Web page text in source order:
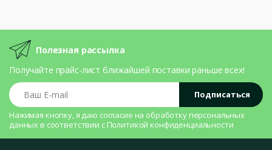
Полезная рассылка
Получайте прайс-лист ближайшей поставки раньше всех!
Ваш E-mail
Подписаться
Нажимая кнопку, я даю согласие на обработку персональных
данных в соответствии с Политикой конфиденциальности